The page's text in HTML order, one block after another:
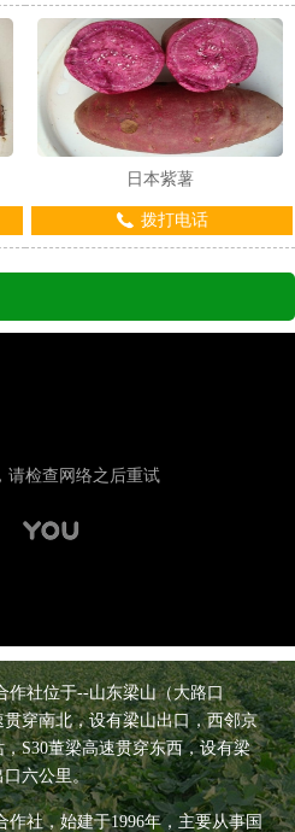
日本紫薯
拨打电话
社位于--山东梁山（大路口
穿南北，设有梁山出口，西邻京
S30董梁高速贯穿东西，设有梁
口六公里。
，始建于1996年，主要从事国